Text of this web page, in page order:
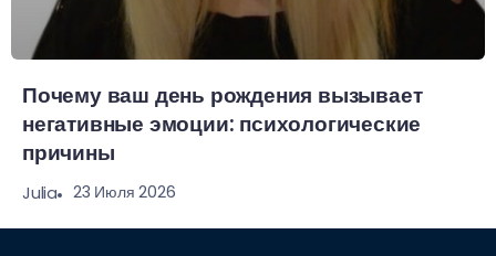
Почему ваш день рождения вызывает
негативные эмоции: психологические
причины
Julia 23 Июля 2026